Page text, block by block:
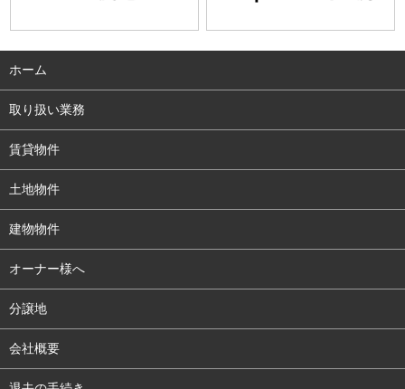
ホーム
取り扱い業務
賃貸物件
土地物件
建物物件
オーナー様へ
分譲地
会社概要